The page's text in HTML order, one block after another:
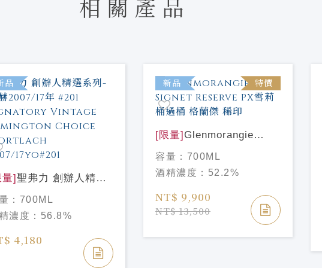
相關產品
品
] 聖弗力 創辦人精選
-慕赫2007/17年 #201
Vintage
Choice
2007/17yo#201
： 700ML
濃度： 56.8%
4,180
新品 特價
[限量] Glenmorangie
Signet Reserve PX雪莉
桶過桶 格蘭傑 稀印
容量： 700ML
酒精濃度： 52.2%
NT$ 9,900
NT$ 13,500